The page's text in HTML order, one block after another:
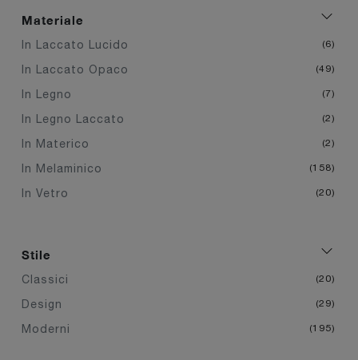
Materiale
In Laccato Lucido 6
In Laccato Opaco 49
In Legno 7
In Legno Laccato 2
In Materico 2
In Melaminico 158
In Vetro 20
Stile
Classici 20
Design 29
Moderni 195